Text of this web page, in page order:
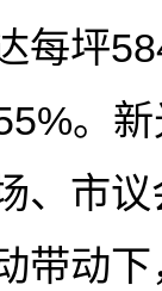
每坪
。
、市
带动